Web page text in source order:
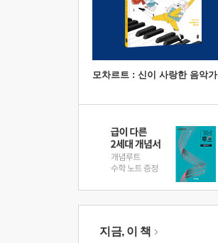
모차르트 : 신이 사랑한 음악가
지금, 이 책